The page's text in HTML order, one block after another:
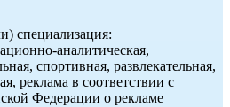
специализация:
аналитическая,
спортивная, развлекательная,
реклама в соответствии с
Федерации о рекламе